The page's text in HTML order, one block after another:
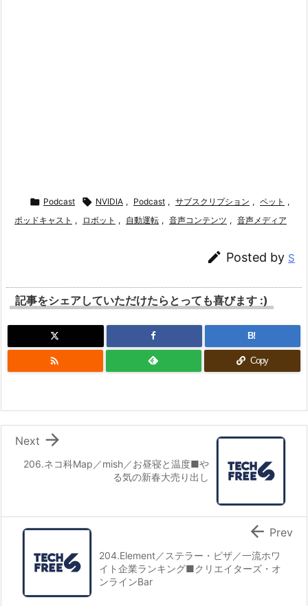
 Podcast  NVIDIA , Podcast , サブスクリプション , ペット ,
ポッドキャスト , ロボット , 自動運転 , 音声コンテンツ , 音声メディア
 Posted by S
記事をシェアしていただけたらとっても喜びます :)
B!
 Copy
206.ネコ科Map／mish／お昼寝と温度■や
る気の新春大売り出し

Next
204.Element／ステラー・ピザ／一流ホワ
イト企業ランキング■クリエイターズ・オ
ンラインBar
 Prev